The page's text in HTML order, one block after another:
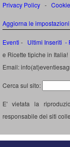
Privacy Policy -
Aggiorna le
Eventi - Ultimi Inseriti -
e Ricette tipiche in Italia!
Email:
Cerca sul sito:
E' vietata la
responsabile dei siti